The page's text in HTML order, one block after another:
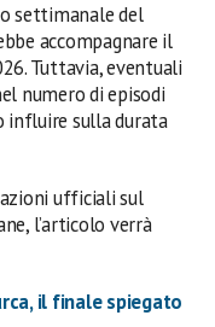
settimanale del
accompagnare il
Tuttavia, eventuali
numero di episodi
influire sulla durata
ufficiali sul
l’articolo verrà
il finale spiegato